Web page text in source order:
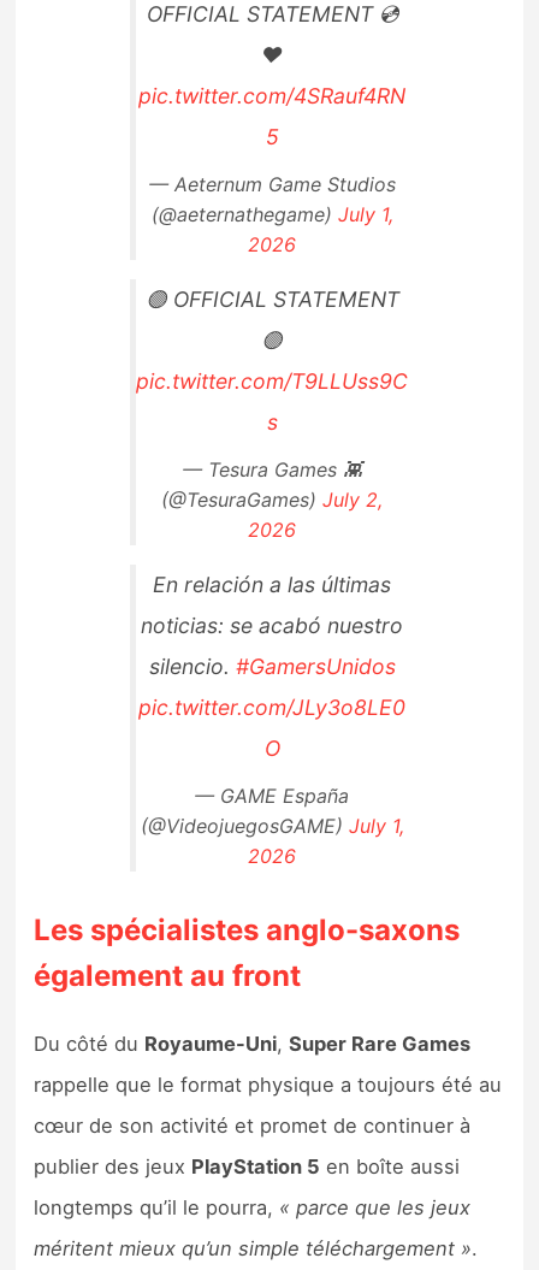
OFFICIAL STATEMENT 💿
❤️
pic.twitter.com/4SRauf4RN
5
— Aeternum Game Studios
(@aeternathegame) July 1,
2026
🟣 OFFICIAL STATEMENT
🟣
pic.twitter.com/T9LLUss9C
s
— Tesura Games 👾
(@TesuraGames)July 2,
2026
En relación a las últimas
noticias: se acabó nuestro
silencio. #GamersUnidos
pic.twitter.com/JLy3o8LE0
O
— GAME España
(@VideojuegosGAME) July 1,
2026
Les spécialistes anglo-saxons
également au front
Du côté du Royaume-Uni,Super Rare Games
rappelle que le format physique a toujours été au
cœur de son activité et promet de continuer à
publier des jeux PlayStation 5 en boîte aussi
longtemps qu’il le pourra, « parce que les jeux
méritent mieux qu’un simple téléchargement ».